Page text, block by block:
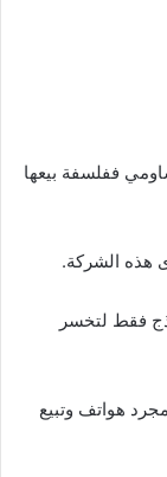
ففلسفة بيعها
هذه الشركة.
فقط لتخسر
هواتف وتبيع